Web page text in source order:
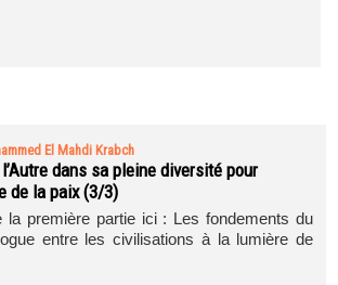
El Mahdi Krabch
dans sa pleine diversité pour
de la paix (3/3)
la première partie ici : Les fondements du
entre les civilisations à la lumière de